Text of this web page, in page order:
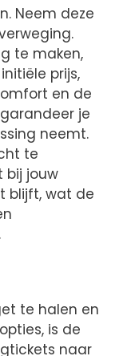
Neem deze
te maken,
prijs,
en de
je
neemt.
te
bij jouw
blijft, wat de
te halen en
is de
naar